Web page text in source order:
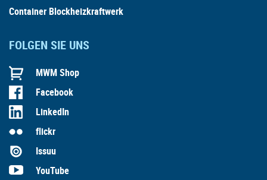
Container Blockheizkraftwerk
FOLGEN SIE UNS
MWM Shop
Facebook
LinkedIn
flickr
Issuu
YouTube